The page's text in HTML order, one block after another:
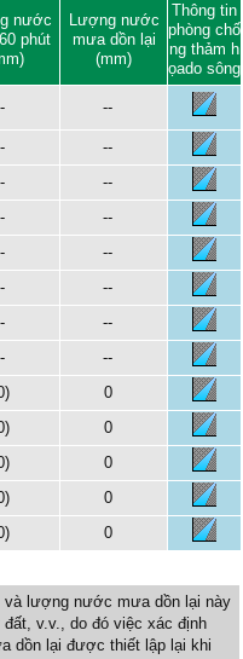
nước
phút
Lượng nước
mưa dồn lại
(mm)
Thông tin
phòng chố
ng thảm h
ọado sông
--
--
--
--
--
--
--
--
0
0
0
0
0
lượng nước mưa dồn lại này
v.v., do đó việc xác định
dồn lại được thiết lập lại khi